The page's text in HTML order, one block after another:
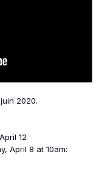
2020.
12
April 8 at 10am: